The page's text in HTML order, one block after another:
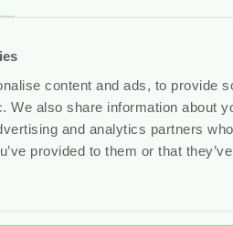
content and ads, to provide
We also share information about
and analytics partners
provided to them or that